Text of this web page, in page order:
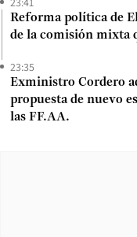
Reforma política de
de la comisión mixta
23:35
Exministro Cordero
propuesta de nuevo
las FF.AA.